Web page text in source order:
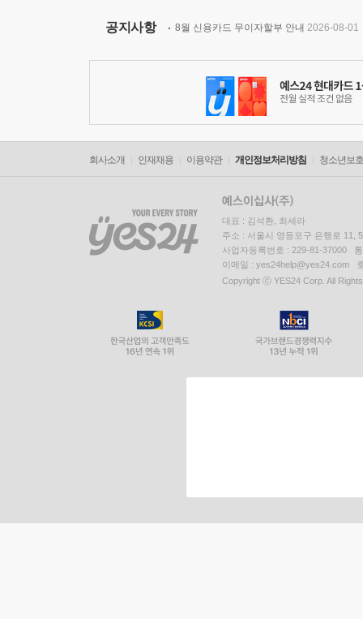
공지사항 8월 신용카드 무이자할부 안내 2026-08-01
회사소개 인재채용 이용약관 개인정보처리방침 청소년보
대표 : 김석환, 최세라
주소 : 서울시 영등포구 은행로 11,
사업자등록번호 : 229-81-37000
이메일 : yes24help@yes24.com
Copyright ⓒ YES24 Corp. All